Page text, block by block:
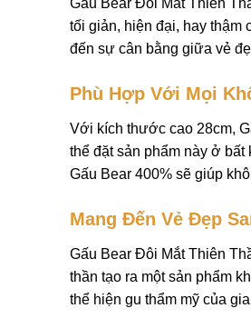
Gấu Bear Đôi Mắt Thiên
tối giản, hiện đại, hay thậm
đến sự cân bằng giữa vẻ
Phù Hợp Với Mọi
Với kích thước cao 28cm,
thể đặt sản phẩm này ở
Gấu Bear 400% sẽ giúp
Mang Đến Vẻ Đẹp
Gấu Bear Đôi Mắt Thiên
thần tạo ra một sản phẩm
thể hiện gu thẩm mỹ của